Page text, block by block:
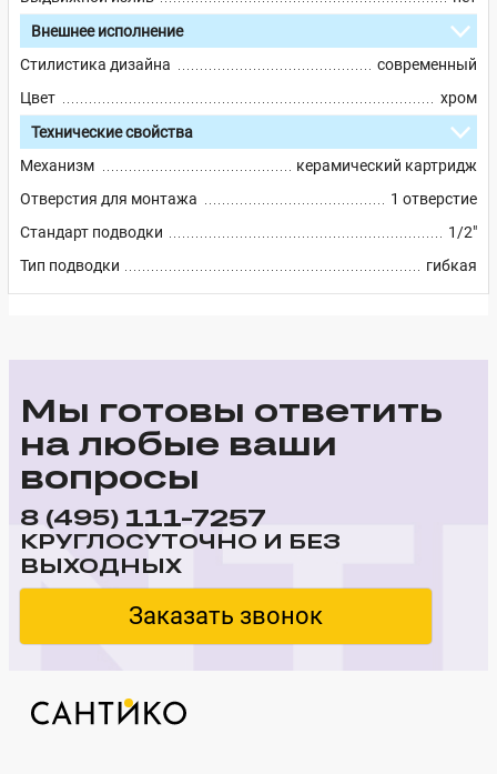
Внешнее исполнение
Стилистика дизайна
современный
Цвет
хром
Технические свойства
Механизм
керамический картридж
Отверстия для монтажа
1 отверстие
Стандарт подводки
1/2"
Тип подводки
гибкая
Мы готовы ответить
на любые ваши
вопросы
8 (495) 111-7257
КРУГЛОСУТОЧНО И БЕЗ
ВЫХОДНЫХ
Заказать звонок